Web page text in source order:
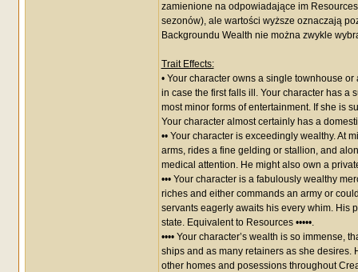
zamienione na odpowiadające im
sezonów), ale wartości wyższe oznaczają
Backgroundu Wealth nie można zwykle
Trait Effects:
• Your character owns a single townhouse
in case the first falls ill. Your character has a
most minor forms of entertainment. If she is
Your character almost certainly has a
•• Your character is exceedingly wealthy. At
arms, rides a fine gelding or stallion, and
medical attention. He might also own a
••• Your character is a fabulously wealthy
riches and either commands an army or
servants eagerly awaits his every whim. His
state. Equivalent to Resources •••••.
•••• Your character’s wealth is so
ships and as many retainers as she desires.
other homes and posessions throughout